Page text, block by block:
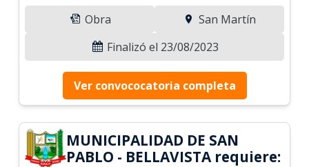
Obra
San Martín
Finalizó el 23/08/2023
Ver convococatoria completa
MUNICIPALIDAD DE SAN
PABLO - BELLAVISTA requiere: